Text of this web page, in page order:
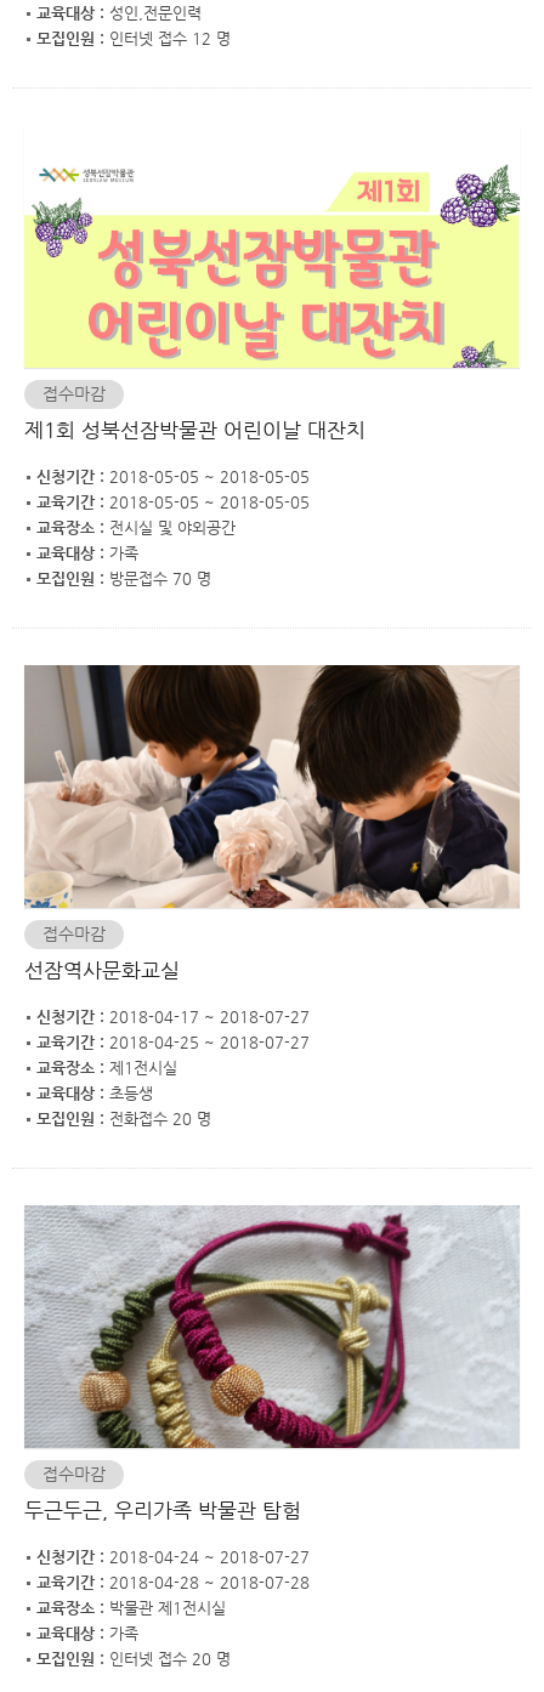
교육대상 : 성인,전문인력
모집인원 : 인터넷 접수 12 명
접수마감
제1회 성북선잠박물관 어린이날 대잔치
신청기간 : 2018-05-05 ~ 2018-05-05
교육기간 : 2018-05-05 ~ 2018-05-05
교육장소 : 전시실 및 야외공간
교육대상 : 가족
모집인원 : 방문접수 70 명
접수마감
선잠역사문화교실
신청기간 : 2018-04-17 ~ 2018-07-27
교육기간 : 2018-04-25 ~ 2018-07-27
교육장소 : 제1전시실
교육대상 : 초등생
모집인원 : 전화접수 20 명
접수마감
두근두근, 우리가족 박물관 탐험
신청기간 : 2018-04-24 ~ 2018-07-27
교육기간 : 2018-04-28 ~ 2018-07-28
교육장소 : 박물관 제1전시실
교육대상 : 가족
모집인원 : 인터넷 접수 20 명